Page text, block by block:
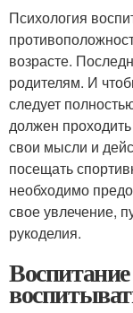
Психология
возрасте.
родителям. И
следует
должен
свои мысли и
посещать
необходимо
свое увлечение,
рукоделия.